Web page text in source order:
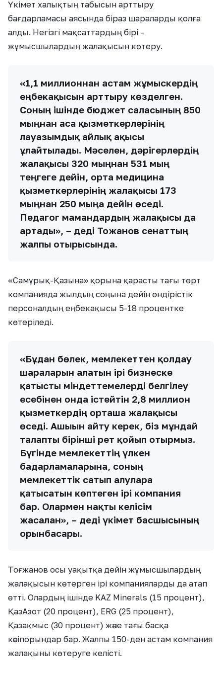
Үкімет халықтың табысын арттыру
бағдарламасы аясында біраз шараларды қолға
алды. Негізгі мақсаттардың бірі –
жұмысшылардың жалақысын көтеру.
«1,1 миллионнан астам жұмыскердің
еңбекақысын арттыру көзделген.
Соның ішінде бюджет саласының 850
мыңнан аса қызметкерлерінің
лауазымдық айлық ақысы
ұлғайтылады. Мәселен, дәрігерлердің
жалақысы 320 мыңнан 531 мың
теңгеге дейін, орта медицина
қызметкерлерінің жалақысы 173
мыңнан 250 мыңға дейін өседі.
Педагог мамандардың жалақысы да
артады», – деді Тоғжанов сенаттың
жалпы отырысында.
«Самұрық-Қазына» қорына қарасты тағы төрт
компанияда жылдың соңына дейін өндірістік
персоналдың еңбекақысы 5-18 процентке
көтеріледі.
«Бұдан бөлек, мемлекеттен қолдау
шараларын алатын ірі бизнеске
қатысты міндеттемелерді белгілеу
есебінен онда істейтін 2,8 миллион
қызметкердің орташа жалақысы
өседі. Ашығын айту керек, біз мұндай
талапты бірінші рет қойып отырмыз.
Бүгінде мемлекеттің үлкен
бағдарламаларына, соның
мемлекеттік сатып алуларға
қатысатын көптеген ірі компания
бар. Олармен нақты келісім
жасалған», – деді үкімет басшысының
орынбасары.
Тоғжанов осы уақытқа дейін жұмысшылардың
жалақысын көтерген ірі компанияларды да атап
өтті. Олардың ішінде KAZ Minerals (15 процент),
ҚазАзот (20 процент), ERG (25 процент),
Қазақмыс (30 процент) және тағы басқа
кәсіпорындар бар. Жалпы 150-ден астам компания
жалақыны көтеруге келісті.